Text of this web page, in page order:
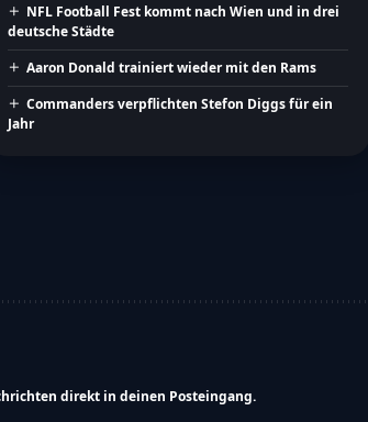
NFL Football Fest kommt nach Wien und in drei
deutsche Städte
Aaron Donald trainiert wieder mit den Rams
Commanders verpflichten Stefon Diggs für ein
Jahr
direkt in deinen Posteingang.